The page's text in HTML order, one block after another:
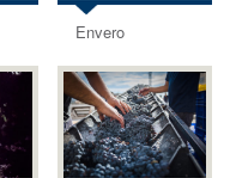
Envero